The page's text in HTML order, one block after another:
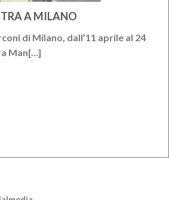
A MILANO
di Milano, dall’11 aprile al 24
Man[…]